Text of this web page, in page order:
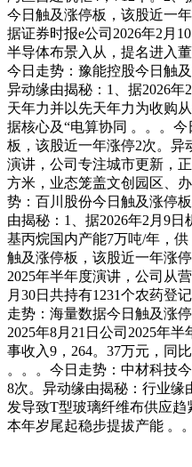
今日触及涨停板，该股近一
据证券时报e公司2026年2月
半导体布景入从，提名进入
今日走势：豫能控股今日触
异动缘由揭秘：1、据2026
天年力并以先天年力为收购
据核心及“电算协同 。。。
板，该股近一年涨停2次。异
演讲，公司专注城市更新，
方米，业态笼盖文创园区、
势：百川股份今日触及涨停
由揭秘：1、据2026年2月9
基丙烷国内产能7万吨/年，
触及涨停板，该股近一年涨
2025年半年度演讲，公司从
月30日共持有1231个农药登
走势：海量数据今日触及涨
2025年8月21日公司2025年
事收入9，264。37万元，同
。。。今日走势：中材科技
8次。异动缘由揭秘：行业
发导致T型玻璃纤维布供应
本年岁尾起稳步提拔产能 。。